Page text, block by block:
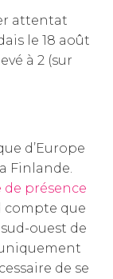
attentat
le 18 août
à 2 (sur
d’Europe
Finlande.
de présence
compte que
ouest de
de se